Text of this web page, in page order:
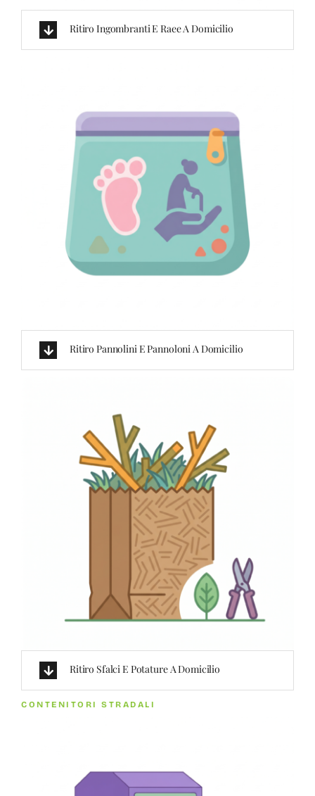
Ritiro Ingombranti E Raee A Domicilio
Ritiro Pannolini E Pannoloni A Domicilio
Ritiro Sfalci E Potature A Domicilio
CONTENITORI STRADALI